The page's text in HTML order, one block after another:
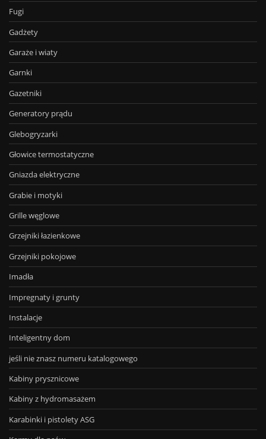
Fugi
Gadżety
Garaże i wiaty
Garnki
Gazetniki
Generatory prądu
Glebogryzarki
Głowice termostatyczne
Gniazda elektryczne
Grabie i motyki
Grille węglowe
Grzejniki łazienkowe
Grzejniki pokojowe
Imadła
Impregnaty i grunty
Instalacje
Inteligentny dom
jeśli nie znasz numeru katalogowego
Kabiny prysznicowe
Kabiny z hydromasażem
Karabinki i pistolety ASG